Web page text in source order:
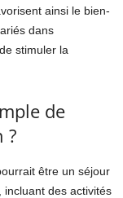
ainsi le bien-
dans
stimuler la
de
?
être un séjour
des activités